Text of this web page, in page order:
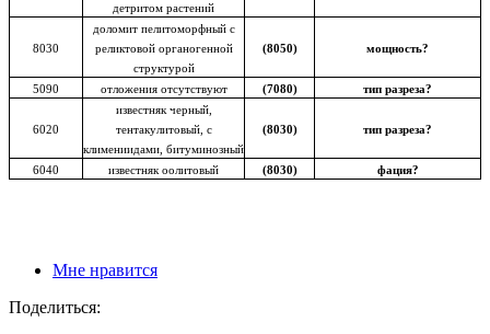
детритом растений
8030
доломит пелитоморфный с
реликтовой органогенной
структурой
(8050) мощность?
5090 отложения отсутствуют (7080) тип разреза?
6020
известняк черный,
тентакулитовый, с
климениидами, битуминозный
(8030) тип разреза?
6040 известняк оолитовый (8030) фация?
Мне нравится
Поделиться: